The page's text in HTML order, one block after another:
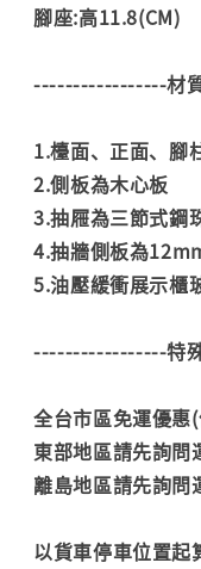
腳座:高11.8(CM)
-----------------材
1.檯面、正面、腳
2.側板為木心板
3.抽屜為三節式鋼
4.抽牆側板為
5.油壓緩衝展示櫃
-----------------特
全台市區免運優惠
東部地區請先詢問
離島地區請先詢問
以貨車停車位置起